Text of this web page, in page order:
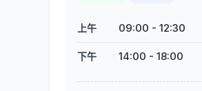
上午 09:00 - 12:30
下午 14:00 - 18:00